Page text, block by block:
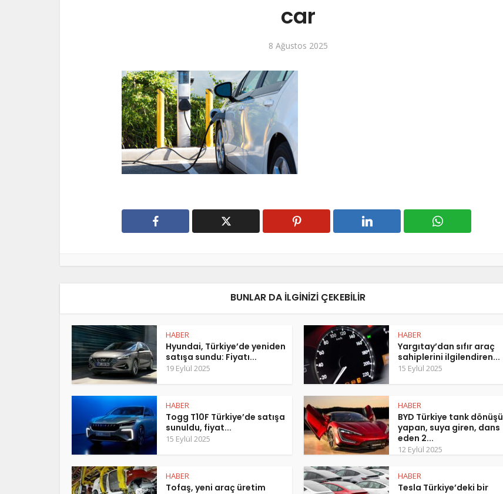
car
8 Ağustos 2025
BUNLAR DA ILGINIZI ÇEKEBILIR
HABER
Hyundai, Türkiye’de yeniden
satışa sundu: Fiyatı...
19 Eylül 2025
HABER
Yargıtay’dan sıfır araç
sahiplerini ilgilendiren...
15 Eylül 2025
HABER
Togg T10F Türkiye’de satışa
sunuldu, fiyat...
15 Eylül 2025
HABER
BYD Türkiye tank dönüşü
yapan, suya giren, dans
eden 2...
12 Eylül 2025
HABER
Tofaş, yeni araç üretim
HABER
Tesla Türkiye’deki bir